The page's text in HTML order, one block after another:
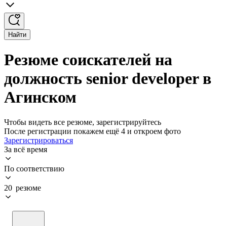
Найти
Резюме соискателей на
должность senior developer в
Агинском
Чтобы видеть все резюме, зарегистрируйтесь
После регистрации покажем ещё 4 и откроем фото
Зарегистрироваться
За всё время
По соответствию
20 резюме